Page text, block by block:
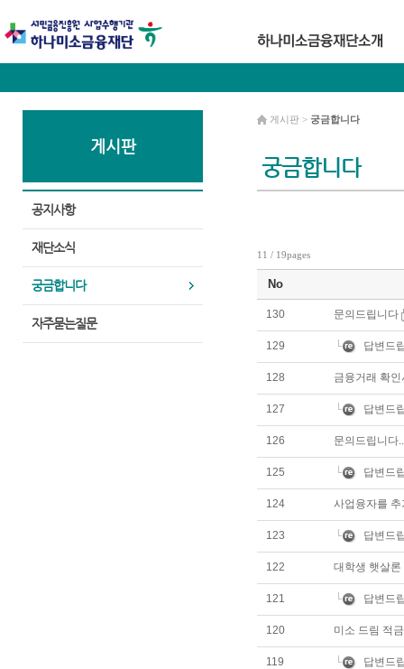
게시판
공지사항
재단소식
궁금합니다
자주묻는질문
궁금합니다
게시판 > 궁금합니다
11 / 19pages
No
130 문의드립니다
129 답변드
128 금융거래 확인
127 답변드
126 문의드립니다..
125 답변드
124 사업융자를
123 답변드
122 대학생 햇살론
121 답변드
120 미소 드림 적금
119 답변드